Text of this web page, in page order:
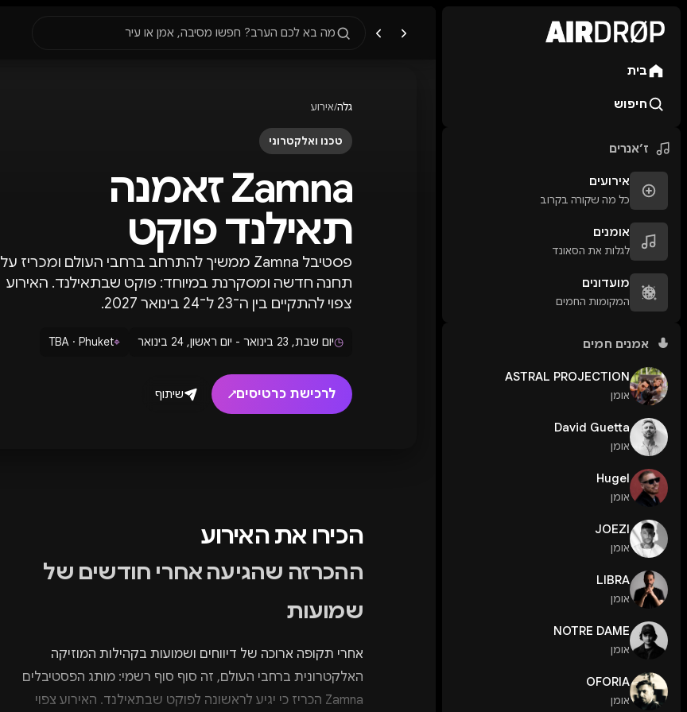
בית
חיפוש
ז׳אנרים
אירועים
כל מה שקורה בקרוב
אומנים
לגלות את הסאונד
מועדונים
המקומות החמים
אמנים חמים
ASTRAL PROJECTION
אומן
David Guetta
אומן
Hugel
אומן
JOEZI
אומן
LIBRA
אומן
NOTRE DAME
אומן
OFORIA
אומן
מה בא לכם הערב? חפשו מסיבה, אמן או עיר
גלה/אירוע
טכנו ואלקטרוני
Zamna זאמנה
תאילנד פוקט
פסטיבל Zamna ממשיך להתרחב ברחבי העולם ומכריז על
תחנה חדשה ומסקרנת במיוחד: פוקט שבתאילנד. האירוע
צפוי להתקיים בין ה־23 ל־24 בינואר 2027.
◷יום שבת, 23 בינואר - יום ראשון, 24 בינואר ⌖
TBA · Phuket
לרכישת כרטיסים↗ שיתוף
הכירו את האירוע
ההכרזה שהגיעה אחרי חודשים של
שמועות
אחרי תקופה ארוכה של דיווחים ושמועות בקהילות המוזיקה
האלקטרונית ברחבי העולם, זה סוף סוף רשמי: מותג הפסטיבלים
Zamna הכריז כי יגיע לראשונה לפוקט שבתאילנד. האירוע צפוי
🎶מועדונים